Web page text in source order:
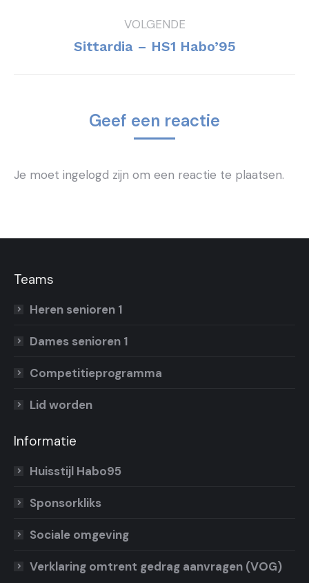
VOLGENDE
Volgend
Sittardia – HS1 Habo’95
Geef een reactie
Je moet ingelogd zijn om een reactie te plaatsen.
Teams
Heren senioren 1
Dames senioren 1
Competitieprogramma
Lid worden
Informatie
Huisstijl Habo95
Sponsorkliks
Sociale omgeving
Verklaring omtrent gedrag aanvragen (VOG)